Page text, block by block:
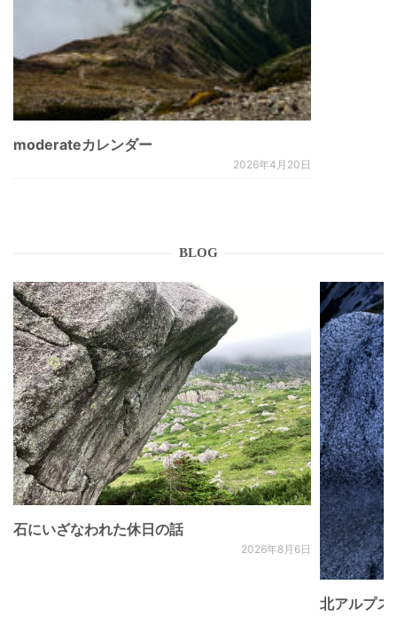
moderateカレンダー
2026年4月20日
BLOG
石にいざなわれた休日の話
2026年8月6日
北アルプ